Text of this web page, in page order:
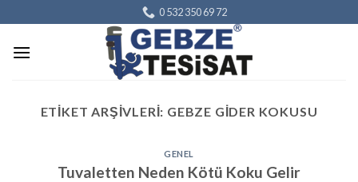
to
content
0 532 350 69 72
ETIKET ARŞIVLERI: GEBZE GIDER KOKUSU
GENEL
Tuvaletten Neden Kötü Koku Gelir